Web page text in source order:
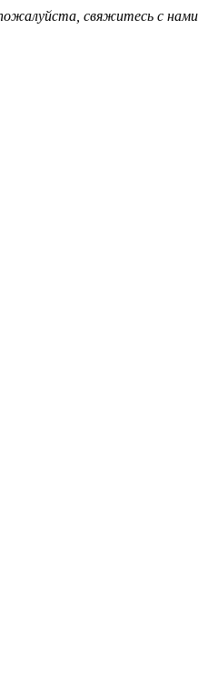
свяжитесь с нами